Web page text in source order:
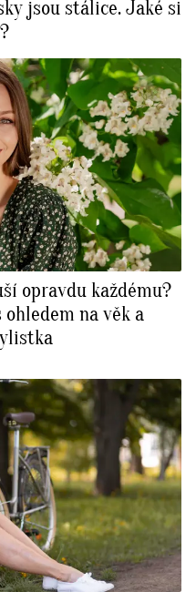
jsou stálice. Jaké si
opravdu každému?
na věk a